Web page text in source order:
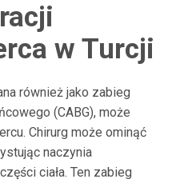
w Turcji
również jako zabieg
(CABG), może
Chirurg może ominąć
naczynia
ciała. Ten zabieg